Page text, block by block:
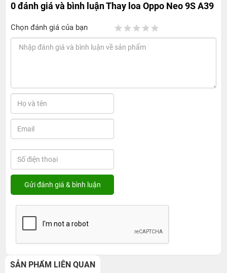
0 đánh giá và bình luậnThay loa Oppo Neo 9S A39
Chọn đánh giá của bạn
SẢN PHẨM LIÊN QUAN